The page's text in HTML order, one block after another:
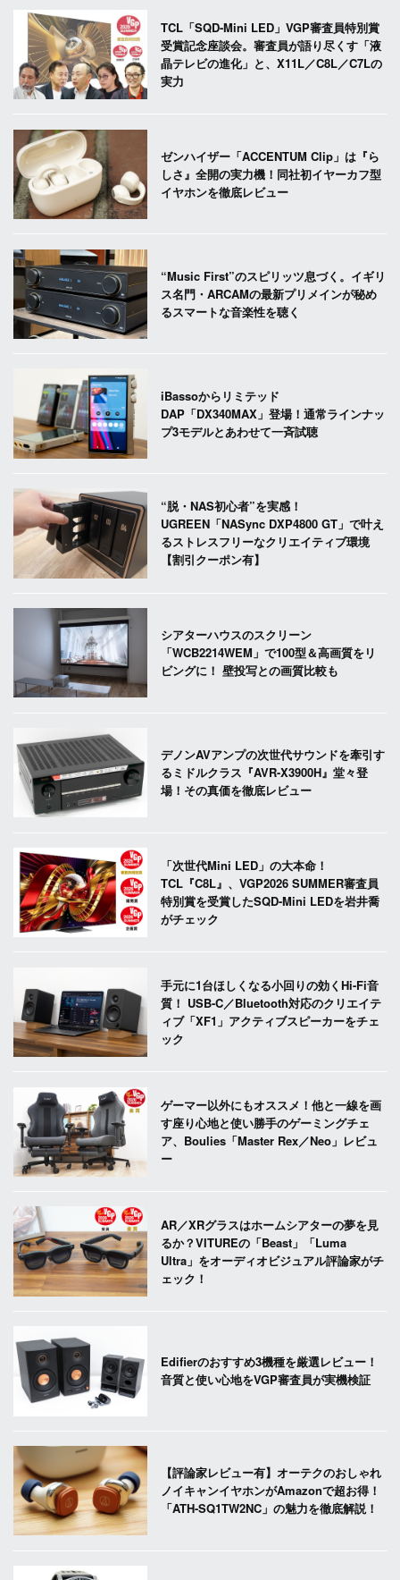
TCL「SQD-Mini LED」VGP審査員特別賞
受賞記念座談会。審査員が語り尽くす「液
晶テレビの進化」と、X11L／C8L／C7Lの
実力
ゼンハイザー「ACCENTUM Clip」は『ら
しさ』全開の実力機！同社初イヤーカフ型
イヤホンを徹底レビュー
“Music First”のスピリッツ息づく。イギリ
ス名門・ARCAMの最新プリメインが秘め
るスマートな音楽性を聴く
iBassoからリミテッド
DAP「DX340MAX」登場！通常ラインナッ
プ3モデルとあわせて一斉試聴
“脱・NAS初心者”を実感！
UGREEN「NASync DXP4800 GT」で叶え
るストレスフリーなクリエイティブ環境
【割引クーポン有】
シアターハウスのスクリーン
「WCB2214WEM」で100型＆高画質をリ
ビングに！ 壁投写との画質比較も
デノンAVアンプの次世代サウンドを牽引す
るミドルクラス『AVR-X3900H』堂々登
場！その真価を徹底レビュー
「次世代Mini LED」の大本命！
TCL『C8L』、VGP2026 SUMMER審査員
特別賞を受賞したSQD-Mini LEDを岩井喬
がチェック
手元に1台ほしくなる小回りの効くHi-Fi音
質！ USB-C／Bluetooth対応のクリエイテ
ィブ「XF1」アクティブスピーカーをチェ
ック
ゲーマー以外にもオススメ！他と一線を画
す座り心地と使い勝手のゲーミングチェ
ア、Boulies「Master Rex／Neo」レビュ
ー
AR／XRグラスはホームシアターの夢を見
るか？VITUREの「Beast」「Luma
Ultra」をオーディオビジュアル評論家がチ
ェック！
Edifierのおすすめ3機種を厳選レビュー！
音質と使い心地をVGP審査員が実機検証
【評論家レビュー有】オーテクのおしゃれ
ノイキャンイヤホンがAmazonで超お得！
「ATH-SQ1TW2NC」の魅力を徹底解説！